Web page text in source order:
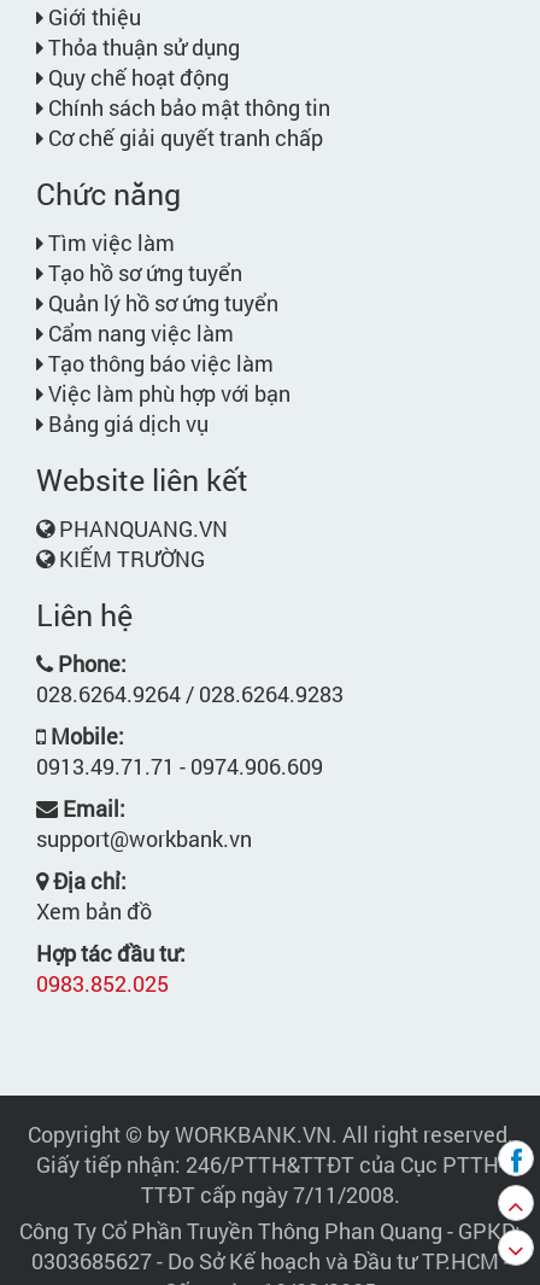
Giới thiệu
Thỏa thuận sử dụng
Quy chế hoạt động
Chính sách bảo mật thông tin
Cơ chế giải quyết tranh chấp
Chức năng
Tìm việc làm
Tạo hồ sơ ứng tuyển
Quản lý hồ sơ ứng tuyển
Cẩm nang việc làm
Tạo thông báo việc làm
Việc làm phù hợp với bạn
Bảng giá dịch vụ
Website liên kết
PHANQUANG.VN
KIẾM TRƯỜNG
Liên hệ
Phone:
028.6264.9264 / 028.6264.9283
Mobile:
0913.49.71.71 - 0974.906.609
Email:
support@workbank.vn
Địa chỉ:
Xem bản đồ
Hợp tác đầu tư:
0983.852.025
Copyright © by WORKBANK.VN. All right reserved.
Giấy tiếp nhận: 246/PTTH&TTĐT của Cục PTTH-
TTĐT cấp ngày 7/11/2008.
Công Ty Cổ Phần Truyền Thông Phan Quang - GPKD:
0303685627 - Do Sở Kế hoạch và Đầu tư TP.HCM -